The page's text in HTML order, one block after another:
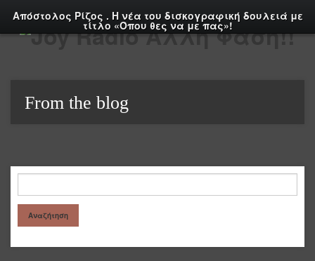
Απόστολος Ρίζος . Η νέα του δισκογραφική δουλειά με
τίτλο «Όπου θες να με πας»!
From the blog